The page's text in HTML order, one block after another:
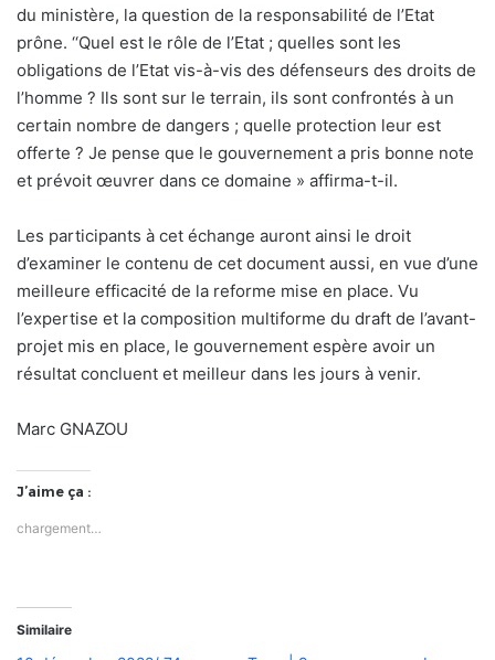
du ministère, la question de la responsabilité de l’Etat
prône. ‘‘Quel est le rôle de l’Etat ; quelles sont les
obligations de l’Etat vis-à-vis des défenseurs des droits de
l’homme ? Ils sont sur le terrain, ils sont confrontés à un
certain nombre de dangers ; quelle protection leur est
offerte ? Je pense que le gouvernement a pris bonne note
et prévoit œuvrer dans ce domaine » affirma-t-il.
Les participants à cet échange auront ainsi le droit
d’examiner le contenu de cet document aussi, en vue d’une
meilleure efficacité de la reforme mise en place. Vu
l’expertise et la composition multiforme du draft de l’avant-
projet mis en place, le gouvernement espère avoir un
résultat concluent et meilleur dans les jours à venir.
Marc GNAZOU
J’aime ça :
chargement…
Similaire